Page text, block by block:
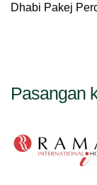
Dhabi Pakej
Pasangan